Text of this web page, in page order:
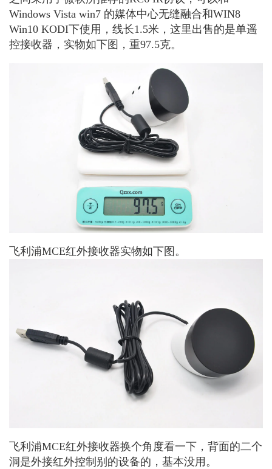
Windows Vista win7 的媒体中心无缝融合和WIN8
Win10 KODI下使用，线长1.5米，这里出售的是单遥
控接收器，实物如下图，重97.5克。
飞利浦MCE红外接收器实物如下图。
飞利浦MCE红外接收器换个角度看一下，背面的二个
洞是外接红外控制别的设备的，基本没用。